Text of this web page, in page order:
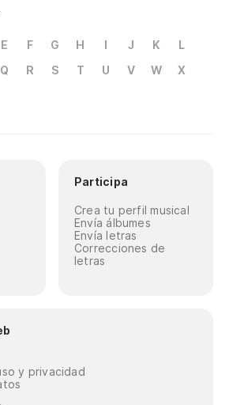
E F G H I J K
L
Q R S T U V W
X
Participa
Crea tu perfil musical
Envía álbumes
Envía letras
Correcciones de
letras
y privacidad